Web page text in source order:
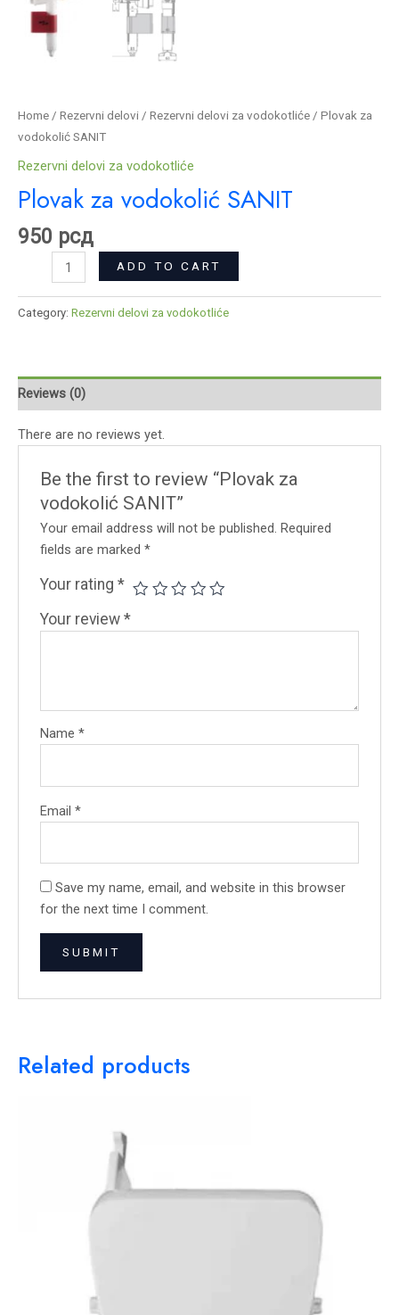
Home / Rezervni delovi / Rezervni delovi za vodokotliće / Plovak za
vodokolić SANIT
Rezervni delovi za vodokotliće
Plovak za vodokolić SANIT
950 рсд
ADD TO CART
Category: Rezervni delovi za vodokotliće
Reviews (0)
There are no reviews yet.
Be the first to review “Plovak za
vodokolić SANIT”
Your email address will not be published. Required
fields are marked*
Your rating*
Your review*
Name*
Email*
Save my name, email, and website in this browser
for the next time I comment.
Related products